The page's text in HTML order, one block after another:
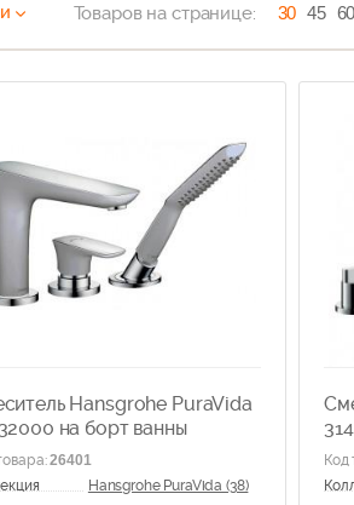
Товаров на странице: 30 45 60
Hansgrohe PuraVida
на борт ванны
:26401
Hansgrohe PuraVida (38)
Код